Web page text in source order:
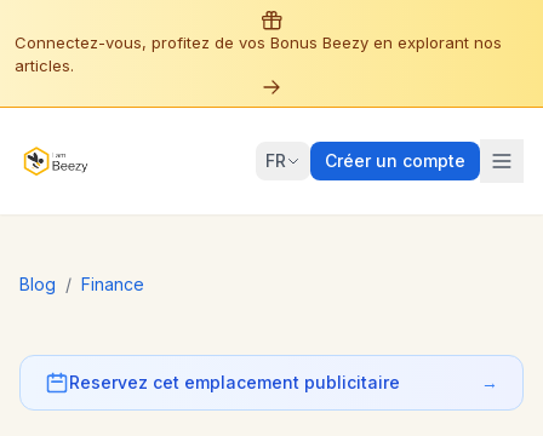
Connectez-vous, profitez de vos Bonus Beezy en explorant nos
articles.
FR Créer un compte
Blog / Finance
Reservez cet emplacement publicitaire →